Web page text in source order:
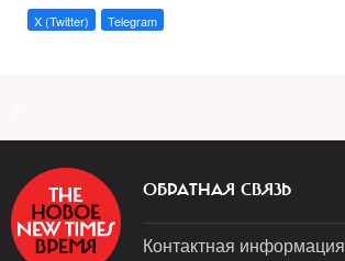
X (Twitter) Telegram
ОБРАТНАЯ СВЯЗЬ
Контактная информация